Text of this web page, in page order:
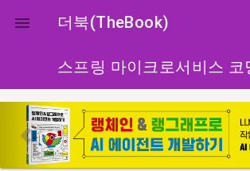
 더북(TheBook)
스프링 마이크로서비스
p
r
e